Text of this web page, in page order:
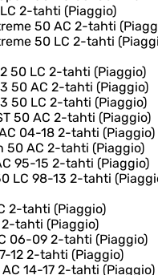
2-tahti (Piaggio)
50 AC 2-tahti
50 LC 2-tahti
50 LC 2-tahti (Piaggio)
50 AC 2-tahti (Piaggio)
50 LC 2-tahti (Piaggio)
50 AC 2-tahti (Piaggio)
04-18 2-tahti (Piaggio)
50 AC 2-tahti (Piaggio)
95-15 2-tahti (Piaggio)
LC 98-13 2-tahti
2-tahti (Piaggio)
2-tahti (Piaggio)
06-09 2-tahti (Piaggio)
12 2-tahti (Piaggio)
14-17 2-tahti (Piaggio)